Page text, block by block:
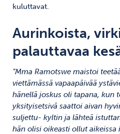
kuluttavat.
Aurinkoista,
palauttavaa
”Mma Ramotswe maistoi
viettämässä vapaapäivää
hänellä joskus oli tapana, kun
yksityisetsivä saattoi aivan
suljettu- kyltin ja lähteä
hän olisi oikeasti ollut aikeissa